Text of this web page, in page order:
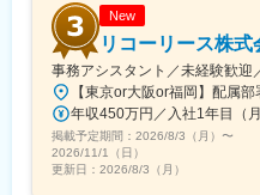
New
リコーリース株式
事務アシスタント／未経験歓迎
年収450万円／入社1年目（
掲載予定期間： 2026/8/3（月） 〜
2026/11/1（日）
更新日： 2026/8/3（月）